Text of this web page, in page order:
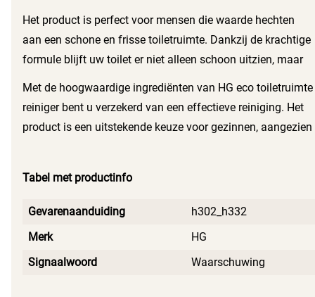
Het product is perfect voor mensen die waarde hechten
aan een schone en frisse toiletruimte. Dankzij de krachtige
formule blijft uw toilet er niet alleen schoon uitzien, maar
Met de hoogwaardige ingrediënten van HG eco toiletruimte
reiniger bent u verzekerd van een effectieve reiniging. Het
product is een uitstekende keuze voor gezinnen, aangezien
toiletruimte reiniger de juiste keuze.
Tabel met productinfo
Gevarenaanduiding
h302_h332
Merk
HG
Signaalwoord
Waarschuwing